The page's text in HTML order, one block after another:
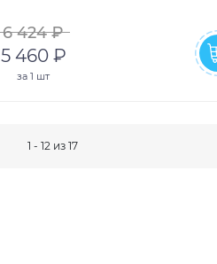
6 424 ₽
5 460 ₽
за 1 шт
1 - 12 из 17